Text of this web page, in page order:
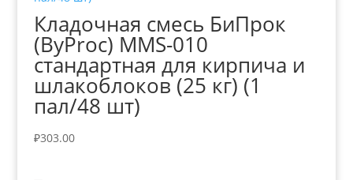
Кладочная смесь БиПрок
(ByProc) MMS-010
стандартная для кирпича и
шлакоблоков (25 кг) (1
пал/48 шт)
₽303.00